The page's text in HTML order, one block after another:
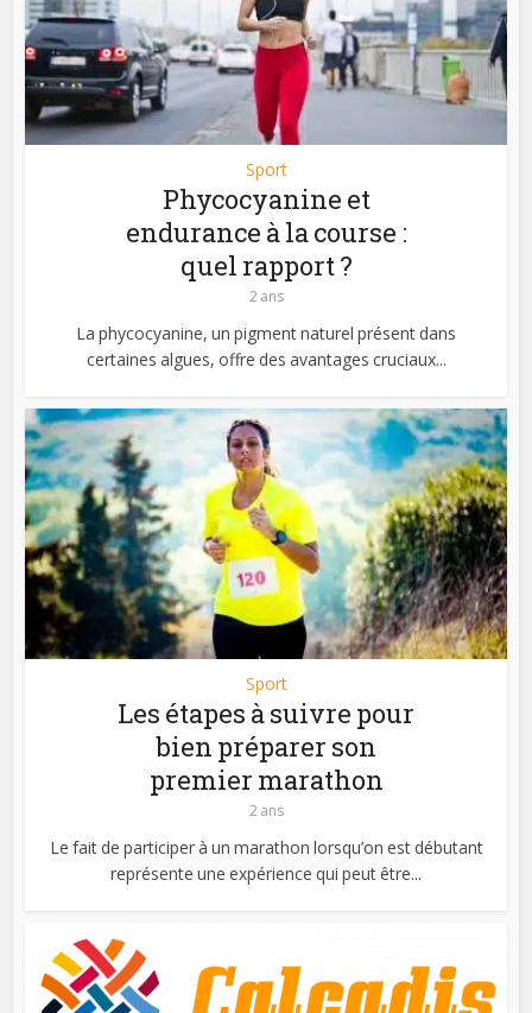
Sport
Phycocyanine et
endurance à la course :
quel rapport ?
2 ans
La phycocyanine, un pigment naturel présent dans
certaines algues, offre des avantages cruciaux...
Sport
Les étapes à suivre pour
bien préparer son
premier marathon
2 ans
Le fait de participer à un marathon lorsqu’on est débutant
représente une expérience qui peut être...